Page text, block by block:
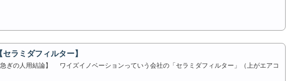
ラミダフィルター】
の人用結論】 ワイズイノベーションっていう会社の「セラミダフィルター」（上がエアコ